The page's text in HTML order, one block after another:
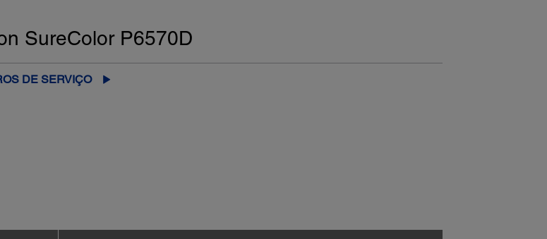
SureColor P6570D
DE SERVIÇO